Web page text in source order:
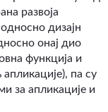
развоја
дизајн
онај дио
функција и
па су
за апликације и